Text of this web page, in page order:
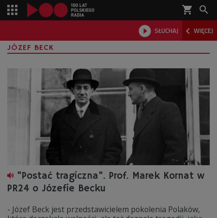
shopping_cart 
 SŁUCHAJ  WIĘCEJ

JÓZEF BECK
"Postać tragiczna". Prof. Marek Kornat w
PR24 o Józefie Becku
- Józef Beck jest przedstawicielem pokolenia Polaków,